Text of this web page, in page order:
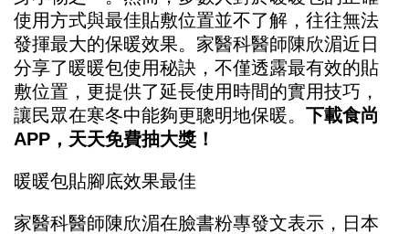
使用方式與最佳貼敷位置並不了解，往往無法
發揮最大的保暖效果。家醫科醫師陳欣湄近日
分享了暖暖包使用秘訣，不僅透露最有效的貼
敷位置，更提供了延長使用時間的實用技巧，
讓民眾在寒冬中能夠更聰明地保暖。 下載食尚
APP，天天免費抽大獎！
暖暖包貼腳底效果最佳
家醫科醫師陳欣湄在臉書粉專發文表示，日本